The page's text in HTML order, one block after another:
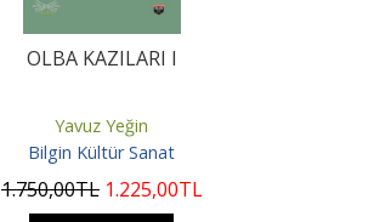
OLBA KAZILARI I
Yavuz Yeğin
Bilgin Kültür Sanat
1.750,00TL 1.225,00TL